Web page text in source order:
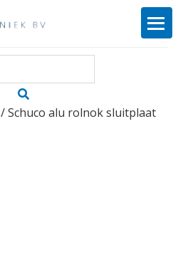
/ Schuco alu rolnok sluitplaat